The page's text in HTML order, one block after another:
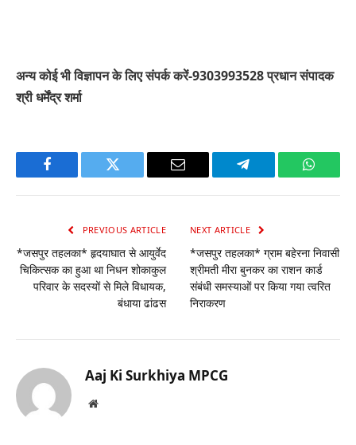
अन्य कोई भी विज्ञापन के लिए संपर्क करें-9303993528 प्रधान संपादक
श्री धर्मेंद्र शर्मा
Facebook Twitter Email Telegram
PREVIOUS ARTICLE
*जसपुर तहलका* हृदयाघात से आयुर्वेद
चिकित्सक का हुआ था निधन शोकाकुल
परिवार के सदस्यों से मिले विधायक,
बंधाया ढांढस
NEXT ARTICLE
*जसपुर तहलका* ग्राम बहेरना निवासी
श्रीमती मीरा बुनकर का राशन कार्ड
संबंधी समस्याओं पर किया गया त्वरित
निराकरण
Aaj Ki Surkhiya MPCG
Website